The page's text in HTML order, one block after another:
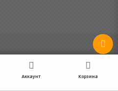
Аккаунт Корзина